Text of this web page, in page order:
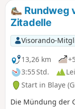
Rundweg
Zitadelle
Visorando-
13,26 km
3:55 Std.
Start in Blaye
Die Mündung der